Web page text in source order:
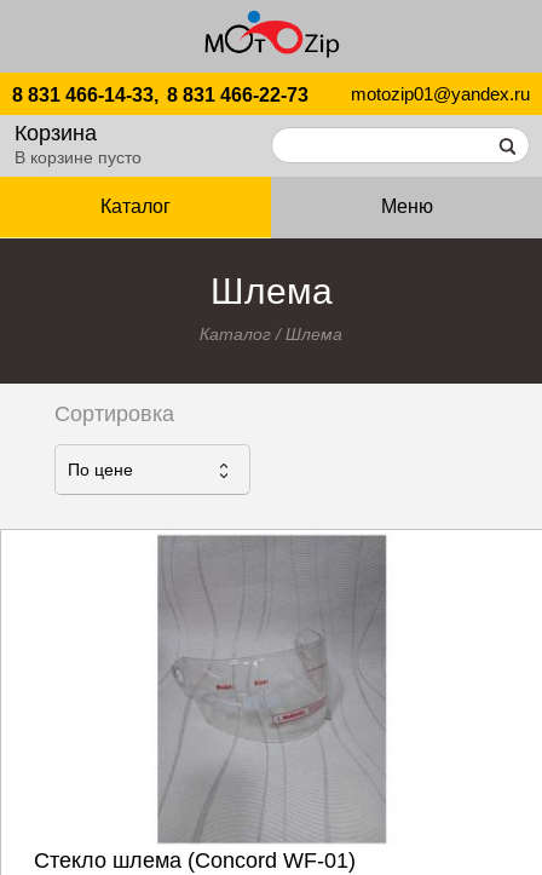
8 831 466-14-33, 8 831 466-22-73 motozip01@yandex.ru
Корзина
В корзине пусто
Каталог Меню
Шлема
Каталог /Шлема
Сортировка
По ценe
Стекло шлема (Concord WF-01)